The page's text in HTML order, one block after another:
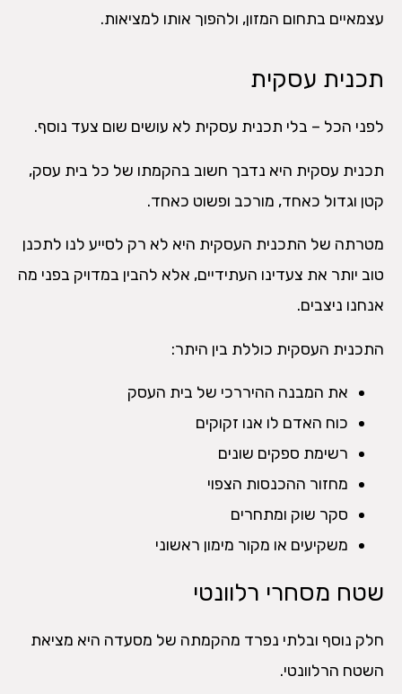
עצמאיים בתחום המזון, ולהפוך אותו למציאות.
תכנית עסקית
לפני הכל – בלי תכנית עסקית לא עושים שום צעד נוסף.
תכנית עסקית היא נדבך חשוב בהקמתו של כל בית עסק,
קטן וגדול כאחד, מורכב ופשוט כאחד.
מטרתה של התכנית העסקית היא לא רק לסייע לנו לתכנן
טוב יותר את צעדינו העתידיים, אלא להבין במדויק בפני מה
אנחנו ניצבים.
התכנית העסקית כוללת בין היתר:
את המבנה ההיררכי של בית העסק
כוח האדם לו אנו זקוקים
רשימת ספקים שונים
מחזור ההכנסות הצפוי
סקר שוק ומתחרים
משקיעים או מקור מימון ראשוני
שטח מסחרי רלוונטי
חלק נוסף ובלתי נפרד מהקמתה של מסעדה היא מציאת
השטח הרלוונטי.